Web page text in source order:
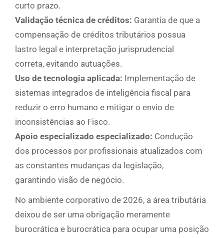
curto prazo.
Validação técnica de créditos: Garantia de que a
compensação de créditos tributários possua
lastro legal e interpretação jurisprudencial
correta, evitando autuações.
Uso de tecnologia aplicada: Implementação de
sistemas integrados de inteligência fiscal para
reduzir o erro humano e mitigar o envio de
inconsistências ao Fisco.
Apoio especializado especializado: Condução
dos processos por profissionais atualizados com
as constantes mudanças da legislação,
garantindo visão de negócio.
No ambiente corporativo de 2026, a área tributária
deixou de ser uma obrigação meramente
burocrática e burocrática para ocupar uma posição